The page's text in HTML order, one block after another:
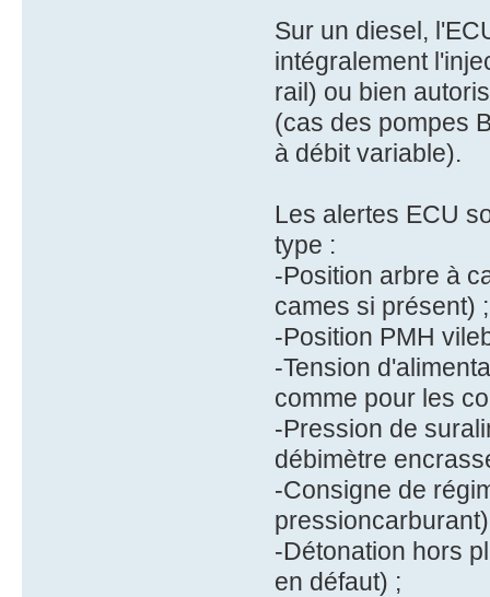
Sur un diesel,
intégralement
rail) ou bien
(cas des pompes
à débit variable).
Les alertes ECU
type :
-Position arbre à
cames si présent) ;
-Position PMH
-Tension
comme pour les
-Pression de
débimètre
-Consigne de
-Détonation hors
en défaut) ;